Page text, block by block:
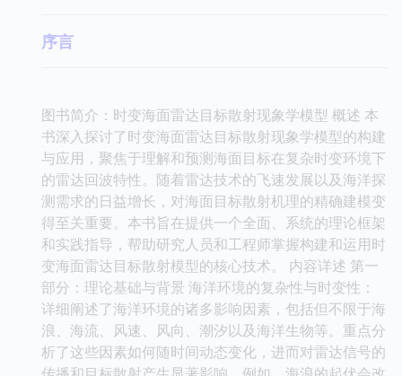
序言
图书简介：时变海面雷达目标散射现象学模型 概述 本
书深入探讨了时变海面雷达目标散射现象学模型的构建
与应用，聚焦于理解和预测海面目标在复杂时变环境下
的雷达回波特性。随着雷达技术的飞速发展以及海洋探
测需求的日益增长，对海面目标散射机理的精确建模变
得至关重要。本书旨在提供一个全面、系统的理论框架
和实践指导，帮助研究人员和工程师掌握构建和运用时
变海面雷达目标散射模型的核心技术。 内容详述 第一
部分：理论基础与背景 海洋环境的复杂性与时变性：
详细阐述了海洋环境的诸多影响因素，包括但不限于海
浪、海流、风速、风向、潮汐以及海洋生物等。重点分
析了这些因素如何随时间动态变化，进而对雷达信号的